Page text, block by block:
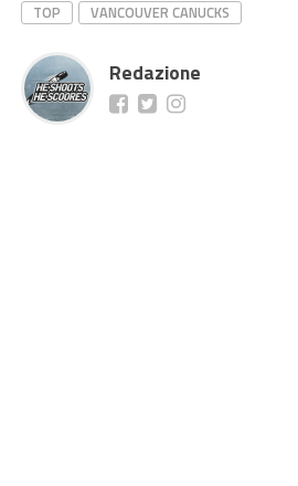
TOP
VANCOUVER CANUCKS
Redazione